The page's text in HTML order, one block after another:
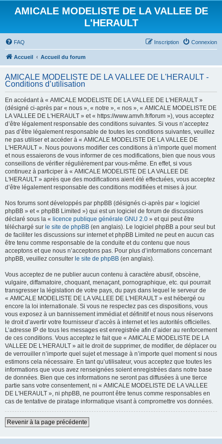
AMICALE MODELISTE DE LA VALLEE DE
L'HERAULT
FAQ Connexion
Inscription
Accueil Accueil du forum
AMICALE MODELISTE DE LA VALLEE DE L'HERAULT -
Conditions d’utilisation
En accédant à « AMICALE MODELISTE DE LA VALLEE DE L'HERAULT »
(désigné ci-après par « nous », « notre », « nos », « AMICALE MODELISTE DE
LA VALLEE DE L'HERAULT » et « https://www.amvh.fr/forum »), vous acceptez
d’être légalement responsable des conditions suivantes. Si vous n’acceptez
pas d’être légalement responsable de toutes les conditions suivantes, veuillez
ne pas utiliser et accéder à « AMICALE MODELISTE DE LA VALLEE DE
L'HERAULT ». Nous pouvons modifier ces conditions à n’importe quel moment
et nous essaierons de vous informer de ces modifications, bien que nous vous
conseillons de vérifier régulièrement par vous-même. En effet, si vous
continuez à participer à « AMICALE MODELISTE DE LA VALLEE DE
L'HERAULT » après que des modifications aient été effectuées, vous acceptez
d’être légalement responsable des conditions modifiées et mises à jour.
Nos forums sont développés par phpBB (désignés ci-après par « logiciel
phpBB » et « phpBB Limited ») qui est un logiciel de forum de discussions
déclaré sous la « licence publique générale GNU 2.0 » et qui peut être
téléchargé sur le site de phpBB (en anglais). Le logiciel phpBB a pour seul but
de faciliter les discussions sur internet et phpBB Limited ne peut en aucun cas
être tenu comme responsable de la conduite et du contenu que nous
acceptons et que nous n’acceptons pas. Pour plus d’informations concernant
phpBB, veuillez consulter le site de phpBB (en anglais).
Vous acceptez de ne publier aucun contenu à caractère abusif, obscène,
vulgaire, diffamatoire, choquant, menaçant, pornographique, etc. qui pourrait
transgresser la législation de votre pays, du pays dans lequel le serveur de
« AMICALE MODELISTE DE LA VALLEE DE L'HERAULT » est hébergé ou
encore la loi internationale. Si vous ne respectez pas ces dispositions, vous
vous exposez à un bannissement immédiat et définitif et nous nous réservons
le droit d’avertir votre fournisseur d’accès à internet et les autorités officielles.
L’adresse IP de tous les messages est enregistrée afin d’aider au renforcement
de ces conditions. Vous acceptez le fait que « AMICALE MODELISTE DE LA
VALLEE DE L'HERAULT » ait le droit de supprimer, de modifier, de déplacer ou
de verrouiller n’importe quel sujet et message à n’importe quel moment si nous
estimons cela nécessaire. En tant qu’utilisateur, vous acceptez que toutes les
informations que vous avez renseignées soient enregistrées dans notre base
de données. Bien que ces informations ne seront pas diffusées à une tierce
partie sans votre consentement, ni « AMICALE MODELISTE DE LA VALLEE
DE L'HERAULT », ni phpBB, ne pourront être tenus comme responsables en
cas de tentative de piratage informatique visant à compromettre vos données.
Revenir à la page précédente